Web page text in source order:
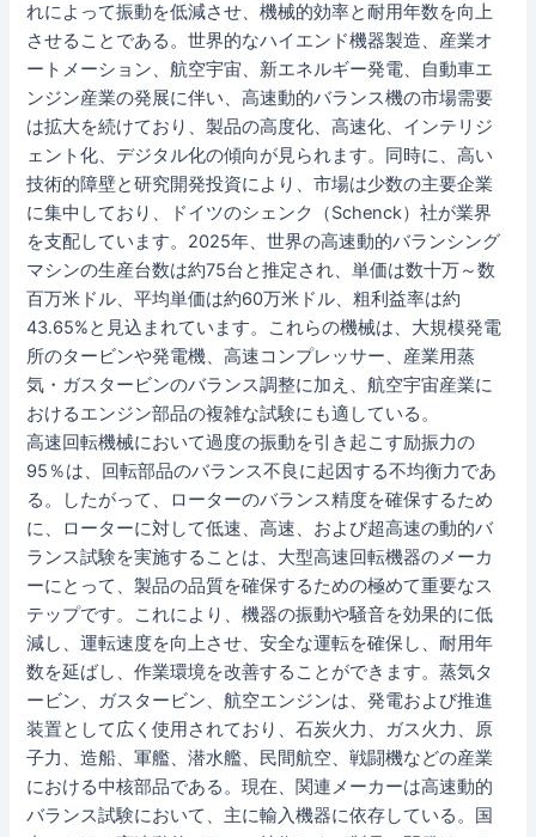
れによって振動を低減させ、機械的効率と耐用年数を向上
させることである。世界的なハイエンド機器製造、産業オ
ートメーション、航空宇宙、新エネルギー発電、自動車エ
ンジン産業の発展に伴い、高速動的バランス機の市場需要
は拡大を続けており、製品の高度化、高速化、インテリジ
ェント化、デジタル化の傾向が見られます。同時に、高い
技術的障壁と研究開発投資により、市場は少数の主要企業
に集中しており、ドイツのシェンク（Schenck）社が業界
を支配しています。2025年、世界の高速動的バランシング
マシンの生産台数は約75台と推定され、単価は数十万～数
百万米ドル、平均単価は約60万米ドル、粗利益率は約
43.65%と見込まれています。これらの機械は、大規模発電
所のタービンや発電機、高速コンプレッサー、産業用蒸
気・ガスタービンのバランス調整に加え、航空宇宙産業に
おけるエンジン部品の複雑な試験にも適している。
高速回転機械において過度の振動を引き起こす励振力の
95％は、回転部品のバランス不良に起因する不均衡力であ
る。したがって、ローターのバランス精度を確保するため
に、ローターに対して低速、高速、および超高速の動的バ
ランス試験を実施することは、大型高速回転機器のメーカ
ーにとって、製品の品質を確保するための極めて重要なス
テップです。これにより、機器の振動や騒音を効果的に低
減し、運転速度を向上させ、安全な運転を確保し、耐用年
数を延ばし、作業環境を改善することができます。蒸気タ
ービン、ガスタービン、航空エンジンは、発電および推進
装置として広く使用されており、石炭火力、ガス火力、原
子力、造船、軍艦、潜水艦、民間航空、戦闘機などの産業
における中核部品である。現在、関連メーカーは高速動的
バランス試験において、主に輸入機器に依存している。国